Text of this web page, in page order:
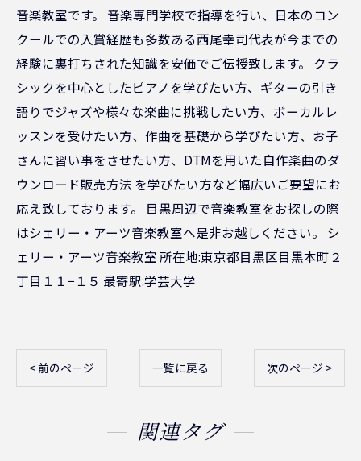
音楽教室です。 音楽専門学校で指導を行い、日本のコン
クールでの入賞経歴も多数ある西尾幸司代表が今までの
経験に裏打ちされた知識を安価でご伝授致します。 クラ
シックを中心としたピアノを学びたい方、ギターの引き
語りでジャズや様々な楽曲に挑戦したい方、ボーカルレ
ッスンを受けたい方、作曲を基礎から学びたい方、お子
さんに習い事をさせたい方、DTMを用いた自作楽曲のダ
ウンロード販売方法 を学びたい方など幅広いご要望にお
応え致しております。 目黒周辺で音楽教室をお探しの際
はシェリー・アーツ音楽教室へ是非お越しください。 シ
ェリー・アーツ音楽教室 所在地:東京都目黒区目黒本町２
丁目１１−１５ 最寄駅:学芸大学
< 前のページ 一覧に戻る 次のページ >
関連タグ